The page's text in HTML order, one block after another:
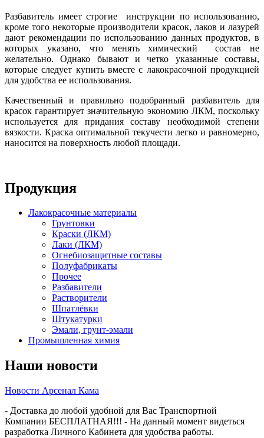
Разбавитель имеет строгие инструкции по использованию,
кроме того некоторые производители красок, лаков и лазурей
дают рекомендации по использованию данных продуктов, в
которых указано, что менять химический состав не
желательно. Однако бывают и четко указанные составы,
которые следует купить вместе с лакокрасочной продукцией
для удобства ее использования.
Качественный и правильно подобранный разбавитель для
красок гарантирует значительную экономию ЛКМ, поскольку
используется для придания составу необходимой степени
вязкости. Краска оптимальной текучести легко и равномерно,
наносится на поверхность любой площади.
Продукция
Лакокрасочные материалы
Грунтовки
Краски (ЛКМ)
Лаки (ЛКМ)
Огнебиозащитные составы
Полуфабрикаты
Прочее
Разбавители
Растворители
Шпатлёвки
Штукатурки
Эмали, грунт-эмали
Промышленная химия
Наши новости
Новости Арсенал Кама
- Доставка до любой удобной для Вас Транспортной
Компании БЕСПЛАТНАЯ!!! - На данный момент видеться
разработка Личного Кабинета для удобства работы.